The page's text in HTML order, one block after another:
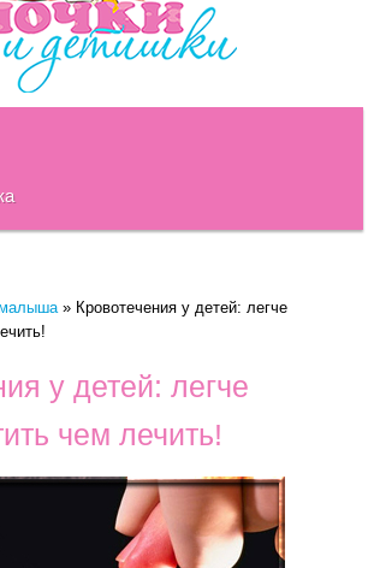
» Кровотечения у детей: легче
у детей: легче
чем лечить!